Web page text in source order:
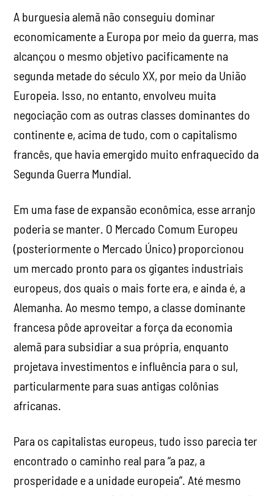
A burguesia alemã não conseguiu dominar
economicamente a Europa por meio da guerra, mas
alcançou o mesmo objetivo pacificamente na
segunda metade do século XX, por meio da União
Europeia. Isso, no entanto, envolveu muita
negociação com as outras classes dominantes do
continente e, acima de tudo, com o capitalismo
francês, que havia emergido muito enfraquecido da
Segunda Guerra Mundial.
Em uma fase de expansão econômica, esse arranjo
poderia se manter. O Mercado Comum Europeu
(posteriormente o Mercado Único) proporcionou
um mercado pronto para os gigantes industriais
europeus, dos quais o mais forte era, e ainda é, a
Alemanha. Ao mesmo tempo, a classe dominante
francesa pôde aproveitar a força da economia
alemã para subsidiar a sua própria, enquanto
projetava investimentos e influência para o sul,
particularmente para suas antigas colônias
africanas.
Para os capitalistas europeus, tudo isso parecia ter
encontrado o caminho real para “a paz, a
prosperidade e a unidade europeia”. Até mesmo